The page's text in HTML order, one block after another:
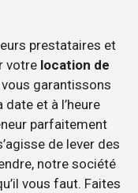
prestataires et
votre location de
vous garantissons
et à l’heure
parfaitement
de lever des
notre société
vous faut. Faites